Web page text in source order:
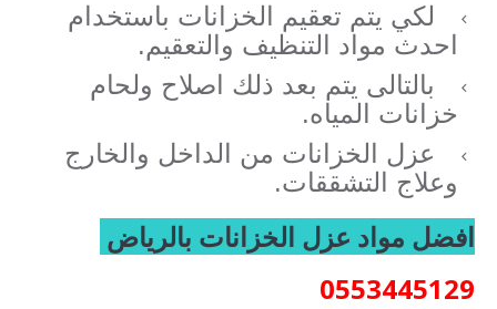
لكي يتم تعقيم الخزانات باستخدام
احدث مواد التنظيف والتعقيم.
بالتالى يتم بعد ذلك اصلاح ولحام
خزانات المياه.
عزل الخزانات من الداخل والخارج
وعلاج التشققات.
افضل مواد عزل الخزانات بالرياض
0553445129